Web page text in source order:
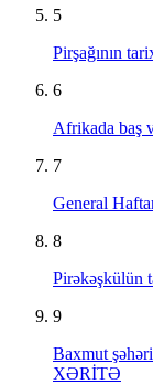
5
Pirşağının
6
Afrikada baş
7
General
8
Pirəkəşkülün
9
Baxmut
XƏRİTƏ